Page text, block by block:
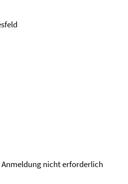
nicht erforderlich